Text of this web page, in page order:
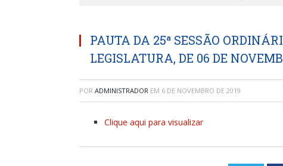
PAUTA DA 25ª SESSÃO
LEGISLATURA, DE 06 DE
POR ADMINISTRADOR EM 6 DE NOVEMBRO DE 2019
Clique aqui para visualizar